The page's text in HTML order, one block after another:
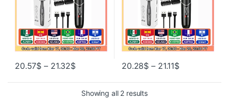
20.57$ – 21.32$ 20.28$ – 21.11$
Showing all 2 results